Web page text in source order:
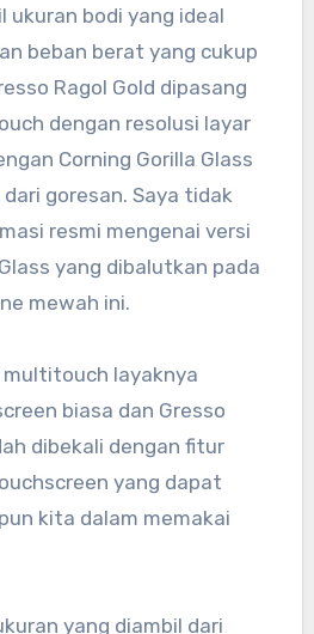
ukuran bodi yang ideal
beban berat yang cukup
Ragol Gold dipasang
dengan resolusi layar
Corning Gorilla Glass
goresan. Saya tidak
resmi mengenai versi
yang dibalutkan pada
mewah ini.
layaknya
biasa dan Gresso
dibekali dengan fitur
yang dapat
kita dalam memakai
yang diambil dari